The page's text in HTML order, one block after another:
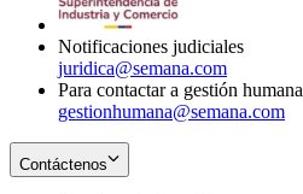
Notificaciones judiciales
juridica@semana.com
Para contactar a gestión humana
gestionhumana@semana.com
Contáctenos